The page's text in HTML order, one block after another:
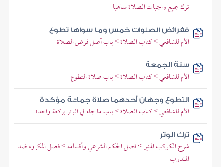
ترك جميع واجبات الصلاة ساهيا
ففرائض الصلوات خمس وما سواها تطوع
الأم للشافعي > كتاب الصلاة > باب أصل فرض الصلاة
سنة الجمعة
الأم للشافعي > كتاب الصلاة > باب صلاة التطوع
التطوع وجهان أحدهما صلاة جماعة مؤكدة
الأم للشافعي > كتاب الصلاة > باب ما جاء في الوتر بركعة واحدة
ترك الوتر
شرح الكوكب المنير > فصل الحكم الشرعي وأقسامه > فصل المكروه ضد
المندوب